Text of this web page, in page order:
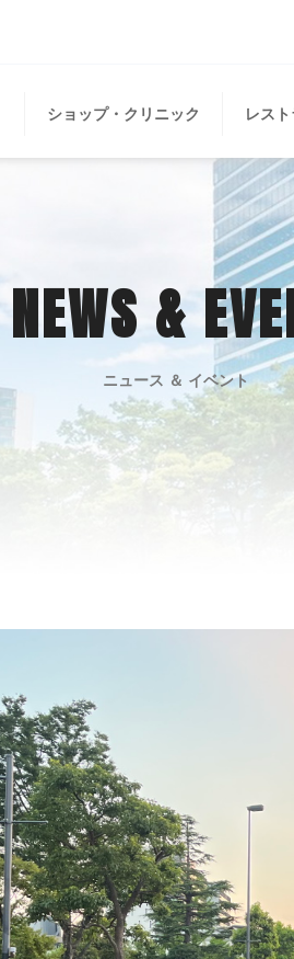
ショップ・クリニック レス
NEWS &
ニュース ＆ イベント